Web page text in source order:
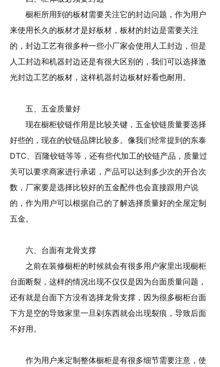
橱柜所用到的板材需要关注它的封边问题，作为用户
来使用长久的板材才是好板材，板材的封边是需要关注
的，封边工艺有很多种一些小厂家会使用人工封边，但是
人工封边和机器封边还是有很大区别的，我们可以选择激
光封边工艺的板材，这样机器封边板材好看也耐用。
五、五金质量好
现在橱柜铰链作用是比较关键，五金铰链质量要选择
好些的，现在的铰链品牌比较多。像我们经常提到的东泰
DTC、百隆铰链等等，还有些代加工的铰链产品，质量过
关可以要求商家进行承诺，产品可以达到多少次的开合次
数，厂家要是选择比较好的五金配件也会直接跟用户说
的，作为用户可以根据自己的了解选择质量好的全屋定制
五金。
六、台面有龙骨支撑
之前在装修橱柜的时候就会有很多用户家里出现橱柜
台面断裂，这样的情况出现不仅仅是因为台面质量问题，
还有就是台面下方没有选择龙骨支撑，因为很多橱柜台面
下方是空的导致家里一旦剁东西就会出现裂痕，导致后面
不好用。
作为用户来定制整体橱柜是有很多细节需要注意，使